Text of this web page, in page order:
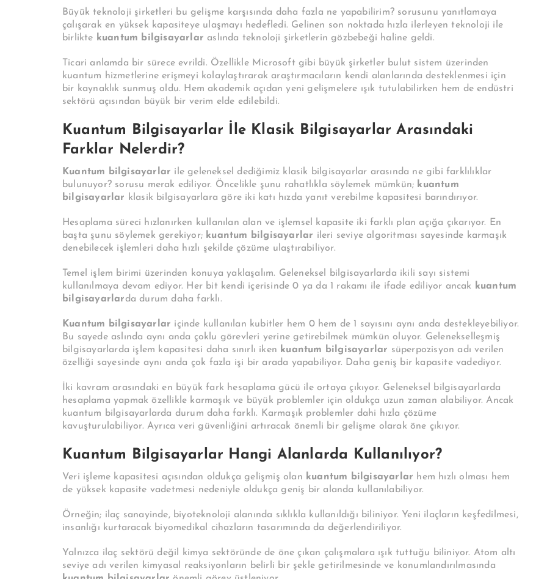
Büyük teknoloji şirketleri bu gelişme karşısında daha fazla ne yapabilirim? sorusunu yanıtlamaya
çalışarak en yüksek kapasiteye ulaşmayı hedefledi. Gelinen son noktada hızla ilerleyen teknoloji ile
birlikte kuantum bilgisayarlar aslında teknoloji şirketlerin gözbebeği haline geldi.
Ticari anlamda bir sürece evrildi. Özellikle Microsoft gibi büyük şirketler bulut sistem üzerinden
kuantum hizmetlerine erişmeyi kolaylaştırarak araştırmacıların kendi alanlarında desteklenmesi için
bir kaynaklık sunmuş oldu. Hem akademik açıdan yeni gelişmelere ışık tutulabilirken hem de endüstri
sektörü açısından büyük bir verim elde edilebildi.
Kuantum Bilgisayarlar İle Klasik Bilgisayarlar Arasındaki
Farklar Nelerdir?
Kuantum bilgisayarlar ile geleneksel dediğimiz klasik bilgisayarlar arasında ne gibi farklılıklar
bulunuyor? sorusu merak ediliyor. Öncelikle şunu rahatlıkla söylemek mümkün; kuantum
bilgisayarlar
klasik bilgisayarlara göre iki katı hızda yanıt verebilme kapasitesi barındırıyor.
Hesaplama süreci hızlanırken kullanılan alan ve işlemsel kapasite iki farklı plan açığa çıkarıyor. En
başta şunu söylemek gerekiyor; kuantum bilgisayarlar ileri seviye algoritması sayesinde karmaşık
denebilecek işlemleri daha hızlı şekilde çözüme ulaştırabiliyor.
Temel işlem birimi üzerinden konuya yaklaşalım. Geleneksel bilgisayarlarda ikili sayı sistemi
kullanılmaya devam ediyor. Her bit kendi içerisinde 0 ya da 1 rakamı ile ifade ediliyor ancak
kuantum
bilgisayarlarda durum daha farklı.
Kuantum bilgisayarlar içinde kullanılan kubitler hem 0 hem de 1 sayısını aynı anda destekleyebiliyor.
Bu sayede aslında aynı anda çoklu görevleri yerine getirebilmek mümkün oluyor. Gelenekselleşmiş
bilgisayarlarda işlem kapasitesi daha sınırlı iken kuantum bilgisayarlar süperpozisyon adı verilen
özelliği sayesinde aynı anda çok fazla işi bir arada yapabiliyor. Daha geniş bir kapasite vadediyor.
İki kavram arasındaki en büyük fark hesaplama gücü ile ortaya çıkıyor. Geleneksel bilgisayarlarda
hesaplama yapmak özellikle karmaşık ve büyük problemler için oldukça uzun zaman alabiliyor. Ancak
kuantum bilgisayarlarda durum daha farklı. Karmaşık problemler dahi hızla çözüme
kavuşturulabiliyor. Ayrıca veri güvenliğini artıracak önemli bir gelişme olarak öne çıkıyor.
Kuantum Bilgisayarlar Hangi Alanlarda Kullanılıyor?
Veri işleme kapasitesi açısından oldukça gelişmiş olan kuantum bilgisayarlar hem hızlı olması hem
de yüksek kapasite vadetmesi nedeniyle oldukça geniş bir alanda kullanılabiliyor.
Örneğin; ilaç sanayinde, biyoteknoloji alanında sıklıkla kullanıldığı biliniyor. Yeni ilaçların keşfedilmesi,
insanlığı kurtaracak biyomedikal cihazların tasarımında da değerlendiriliyor.
Yalnızca ilaç sektörü değil kimya sektöründe de öne çıkan çalışmalara ışık tuttuğu biliniyor. Atom altı
seviye adı verilen kimyasal reaksiyonların belirli bir şekle getirilmesinde ve konumlandırılmasında